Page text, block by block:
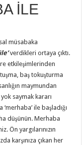
İLE
müsabaka
verdikleri ortaya çıktı.
etkileşimlerinden
baş tokuşturma
maymundan
saymak kararı
ile başladığı
düşünün. Merhaba
Ön yargılarınızın
karşınıza çıkan her